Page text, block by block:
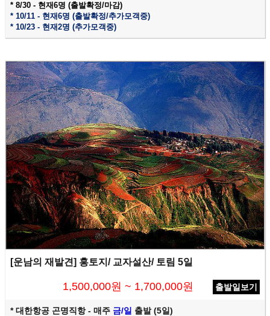
* 8/30 - 현재6명 (출발확정/마감)
* 10/11 - 현재6명 (출발확정/추가모객중)
* 10/23 - 현재2명 (추가모객중)
[운남의 재발견] 홍토지/ 교자설산/ 토림 5일
1,500,000원 ~ 1,700,000원 출발일보기
* 대한항공 곤명직항 - 매주 금/일 출발 (5일)